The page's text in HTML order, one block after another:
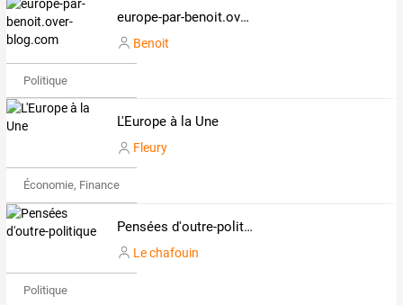
europe-par-benoit.over-blog.com
Benoit
Politique
L'Europe à la Une
Fleury
Économie, Finance & Droit
Pensées d'outre-politique
Le chafouin
Politique